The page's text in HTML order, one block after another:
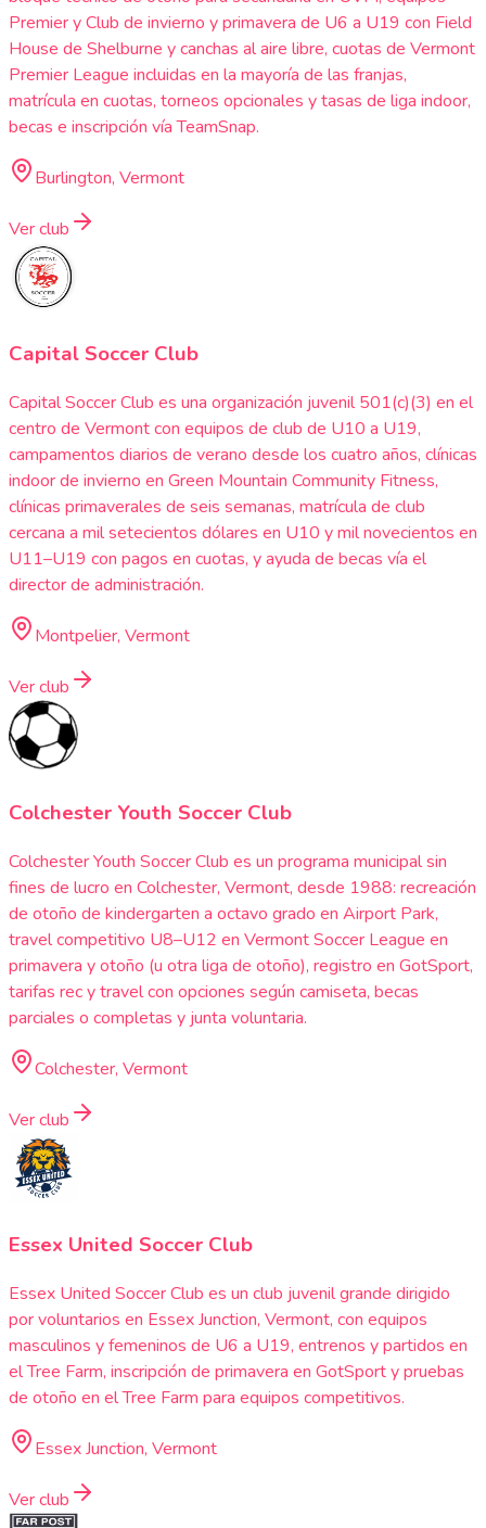
Premier y Club de invierno y primavera de U6 a U19 con Field
House de Shelburne y canchas al aire libre, cuotas de Vermont
Premier League incluidas en la mayoría de las franjas,
matrícula en cuotas, torneos opcionales y tasas de liga indoor,
becas e inscripción vía TeamSnap.
Burlington, Vermont
Ver club
Capital Soccer Club
Capital Soccer Club es una organización juvenil 501(c)(3) en el
centro de Vermont con equipos de club de U10 a U19,
campamentos diarios de verano desde los cuatro años, clínicas
indoor de invierno en Green Mountain Community Fitness,
clínicas primaverales de seis semanas, matrícula de club
cercana a mil setecientos dólares en U10 y mil novecientos en
U11–U19 con pagos en cuotas, y ayuda de becas vía el
director de administración.
Montpelier, Vermont
Ver club
Colchester Youth Soccer Club
Colchester Youth Soccer Club es un programa municipal sin
fines de lucro en Colchester, Vermont, desde 1988: recreación
de otoño de kindergarten a octavo grado en Airport Park,
travel competitivo U8–U12 en Vermont Soccer League en
primavera y otoño (u otra liga de otoño), registro en GotSport,
tarifas rec y travel con opciones según camiseta, becas
parciales o completas y junta voluntaria.
Colchester, Vermont
Ver club
Essex United Soccer Club
Essex United Soccer Club es un club juvenil grande dirigido
por voluntarios en Essex Junction, Vermont, con equipos
masculinos y femeninos de U6 a U19, entrenos y partidos en
el Tree Farm, inscripción de primavera en GotSport y pruebas
de otoño en el Tree Farm para equipos competitivos.
Essex Junction, Vermont
Ver club